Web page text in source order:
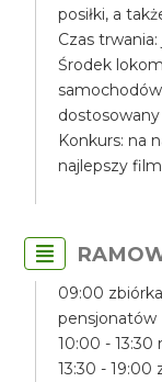
posiłki, a
Czas
Środek
Konkurs: na
najlepszy
09:00
pensjonatów
10:00 - 13:30
13:30 - 19:00